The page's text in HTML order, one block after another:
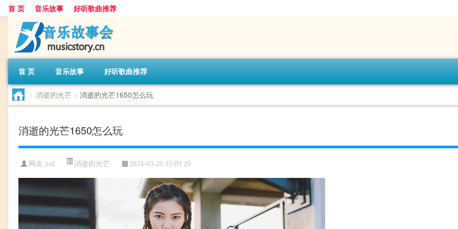
首 页 音乐故事 好听歌曲推荐
首 页 音乐故事 好听歌曲推荐
> 消逝的光芒 > 消逝的光芒1650怎么玩
消逝的光芒1650怎么玩
网友:xsd 消逝的光芒 2024-03-26 15:09:20